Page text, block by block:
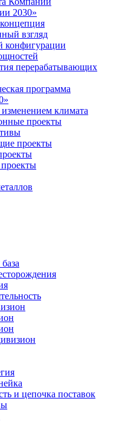
2030»
взгляд
конфигурации
перерабатывающих
программа
изменением климата
проекты
проекты
и цепочка поставок